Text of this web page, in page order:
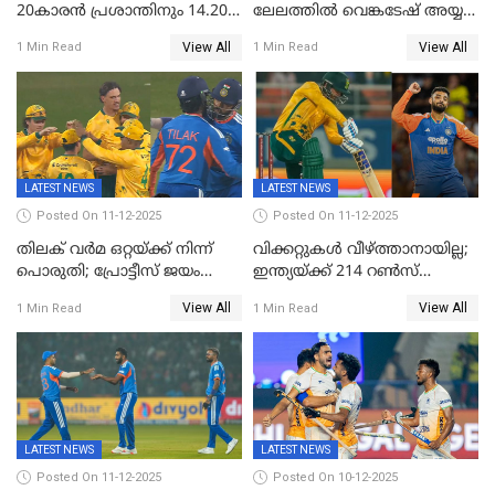
20കാരൻ പ്രശാന്തിനും 14.20
കോടിക്ക് ഡൽഹിയിൽ;
മലയാളി താരം വിഘ്നേഷ്
പുത്തുർ രാജസ്ഥാനിൽ
1 Min Read View All
ലേലത്തിൽ വെങ്കടേഷ് അയ്യര്‍
ബംഗളൂരുവില്‍; ക്വിന്റണ്‍ ഡി
കോക്ക് മുംബൈ
ഇന്ത്യന്‍സില്‍; 25കോടിക്ക്
കാമറൂൺ ഗ്രീൻ
കൊൽക്കത്തയിൽ
1 Min Read View All
LATEST NEWS
Posted On 11-12-2025
തിലക് വർമ ഒറ്റയ്ക്ക് നിന്ന്
പൊരുതി; പ്രോട്ടീസ് ജയം
1 Min Read View All
LATEST NEWS
Posted On 11-12-2025
വിക്കറ്റുകൾ വീഴ്ത്താനായില്ല;
ഇന്ത്യയ്ക്ക് 214 റൺസ്
ഡികോക്ക് കസറി
1 Min Read View All
LATEST NEWS
Posted On 11-12-2025
LATEST NEWS
Posted On 10-12-2025